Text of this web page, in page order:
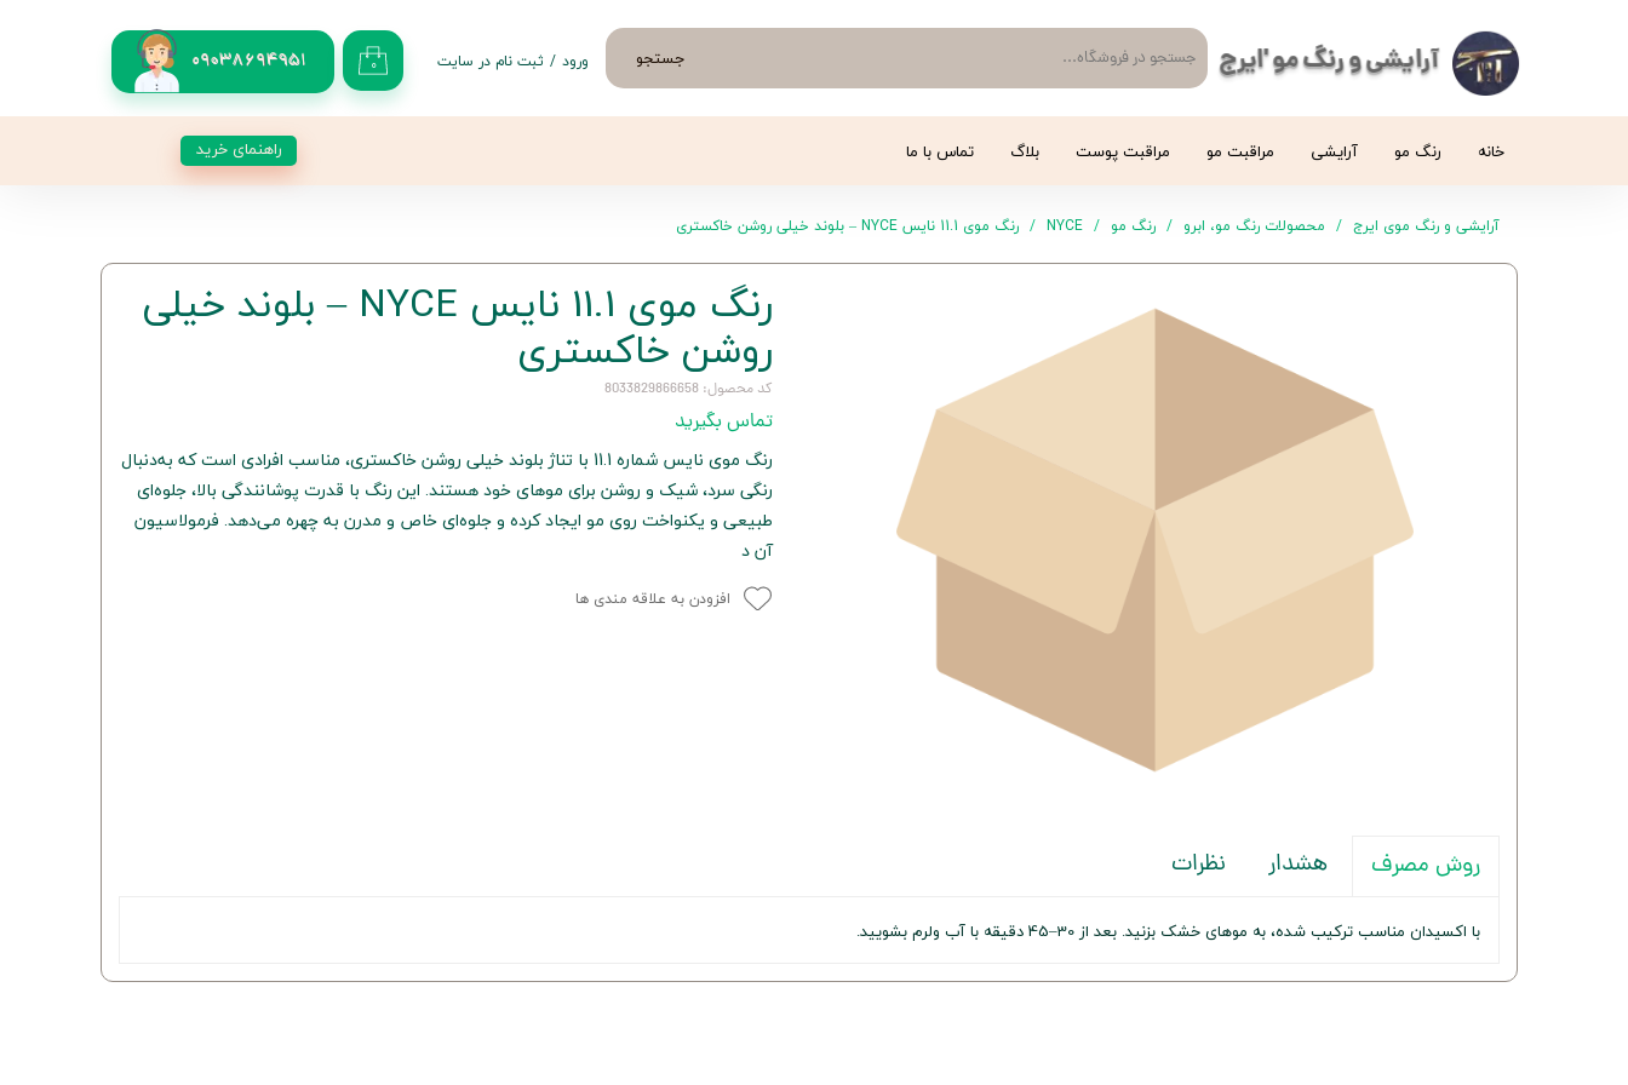
آرایشی و رنگ مو 'ایرج 09038694951 جستجو ۰ ورود / ثبت نام در سایت
خانه رنگ مو آرایشی مراقبت مو مراقبت پوست بلاگ تماس با ما راهنمای خرید
آرایشی و رنگ موی ایرج محصولات رنگ مو، ابرو رنگ مو NYCE رنگ موی 11.1 نایس NYCE – بلوند خیلی روشن خاکستری
رنگ موی 11.1 نایس NYCE – بلوند خیلی
روشن خاکستری
کد محصول: 8033829866658
تماس بگیرید
رنگ موی نایس شماره 11.1 با تناژ بلوند خیلی روشن خاکستری، مناسب افرادی است که به‌دنبال
رنگی سرد، شیک و روشن برای موهای خود هستند. این رنگ با قدرت پوشانندگی بالا، جلوه‌ای
طبیعی و یکنواخت روی مو ایجاد کرده و جلوه‌ای خاص و مدرن به چهره می‌دهد. فرمولاسیون
آن د
افزودن به علاقه مندی ها
روش مصرف هشدار نظرات
با اکسیدان مناسب ترکیب شده، به موهای خشک بزنید. بعد از 30–45 دقیقه با آب ولرم بشویید.